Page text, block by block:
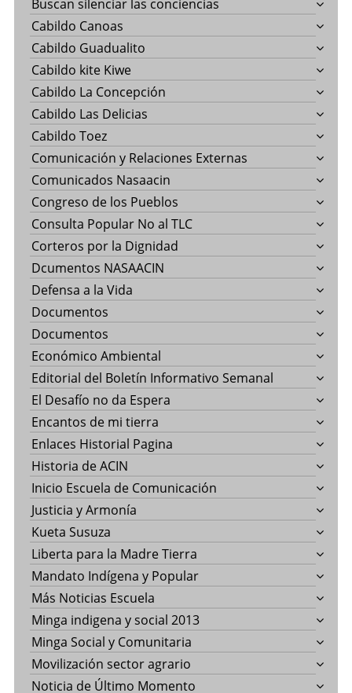
Buscan silenciar las conciencias
Cabildo Canoas
Cabildo Guadualito
Cabildo kite Kiwe
Cabildo La Concepción
Cabildo Las Delicias
Cabildo Toez
Comunicación y Relaciones Externas
Comunicados Nasaacin
Congreso de los Pueblos
Consulta Popular No al TLC
Corteros por la Dignidad
Dcumentos NASAACIN
Defensa a la Vida
Documentos
Documentos
Económico Ambiental
Editorial del Boletín Informativo Semanal
El Desafío no da Espera
Encantos de mi tierra
Enlaces Historial Pagina
Historia de ACIN
Inicio Escuela de Comunicación
Justicia y Armonía
Kueta Susuza
Liberta para la Madre Tierra
Mandato Indígena y Popular
Más Noticias Escuela
Minga indigena y social 2013
Minga Social y Comunitaria
Movilización sector agrario
Noticia de Último Momento